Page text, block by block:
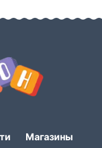
Магазины